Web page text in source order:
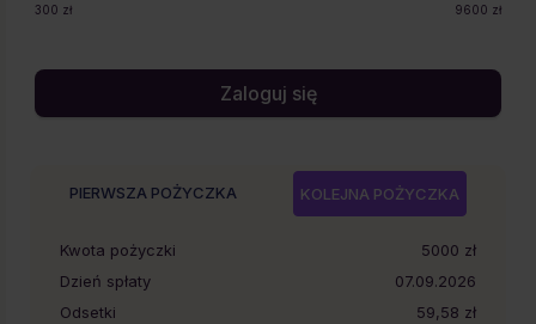
300 zł 9600 zł
Zaloguj się
PIERWSZA POŻYCZKA KOLEJNA POŻYCZKA
Kwota pożyczki 5000 zł
Dzień spłaty
07.09.2026
Odsetki
59,58 zł